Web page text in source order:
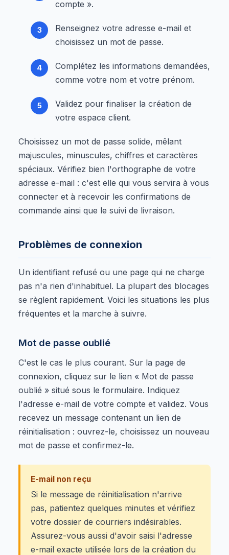
compte ».
Renseignez votre adresse e-mail et
choisissez un mot de passe.
Complétez les informations demandées,
comme votre nom et votre prénom.
Validez pour finaliser la création de
votre espace client.
Choisissez un mot de passe solide, mêlant
majuscules, minuscules, chiffres et caractères
spéciaux. Vérifiez bien l'orthographe de votre
adresse e-mail : c'est elle qui vous servira à vous
connecter et à recevoir les confirmations de
commande ainsi que le suivi de livraison.
Problèmes de connexion
Un identifiant refusé ou une page qui ne charge
pas n'a rien d'inhabituel. La plupart des blocages
se règlent rapidement. Voici les situations les plus
fréquentes et la marche à suivre.
Mot de passe oublié
C'est le cas le plus courant. Sur la page de
connexion, cliquez sur le lien « Mot de passe
oublié » situé sous le formulaire. Indiquez
l'adresse e-mail de votre compte et validez. Vous
recevez un message contenant un lien de
réinitialisation : ouvrez-le, choisissez un nouveau
mot de passe et confirmez-le.
E-mail non reçu
Si le message de réinitialisation n'arrive
pas, patientez quelques minutes et vérifiez
votre dossier de courriers indésirables.
Assurez-vous aussi d'avoir saisi l'adresse
e-mail exacte utilisée lors de la création du